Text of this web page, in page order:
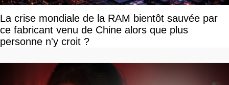
La crise mondiale de la RAM bientôt sauvée par
ce fabricant venu de Chine alors que plus
personne n'y croit ?